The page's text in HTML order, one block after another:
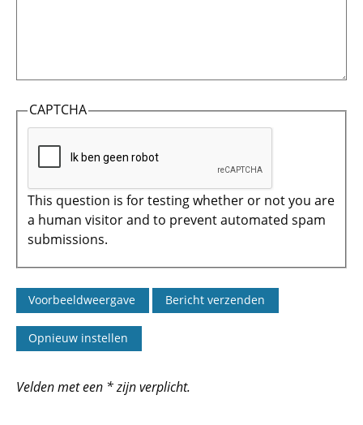
CAPTCHA
This question is for testing whether or not you are
a human visitor and to prevent automated spam
submissions.
Velden met een * zijn verplicht.